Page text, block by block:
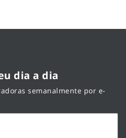
dia a dia
semanalmente por e-